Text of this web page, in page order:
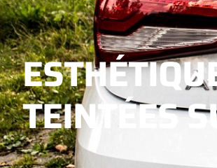
TEINTÉES